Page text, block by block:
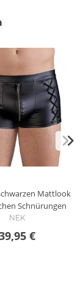
Mattlook
Schnürungen
NEK
€